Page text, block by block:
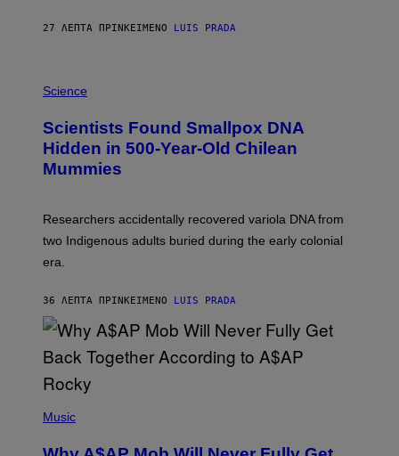
O
/
G
T
Y
I
E
27 ΛΕΠΤΆ ΠΡΙΝ ΚΕΊΜΕΝΟ LUIS PRADA
M
H
,
M
U
L
D
R
I
L
E
N
U
M
Y
H
Science
Scientists Found Smallpox DNA
Hidden in 500-Year-Old Chilean
Mummies
Researchers accidentally recovered variola DNA from
two Indigenous adults buried during the early colonial
era.
36 ΛΕΠΤΆ ΠΡΙΝ ΚΕΊΜΕΝΟ LUIS PRADA
P
Music